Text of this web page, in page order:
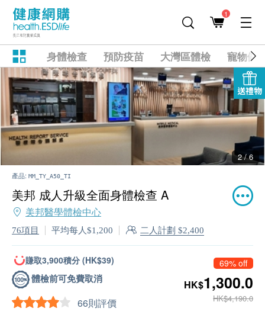
1
身體檢查 預防疫苗 大灣區體檢 寵物健
送禮物
2 / 6
產品: MM_TY_A50_TI
美邦 成人升級全面身體檢查 A
美邦醫學體檢中心
76項目 平均每人$1,200 二人計劃 $2,400
賺取3,900積分 (HK$39)
體檢前可免費取消
66則評價
69% off
HK$1,300.0
HK$4,190.0